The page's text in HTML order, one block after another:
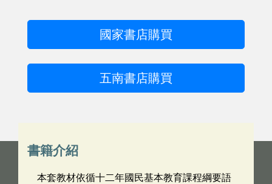
國家書店購買
五南書店購買
書籍介紹
本套教材依循十二年國民基本教育課程綱要語